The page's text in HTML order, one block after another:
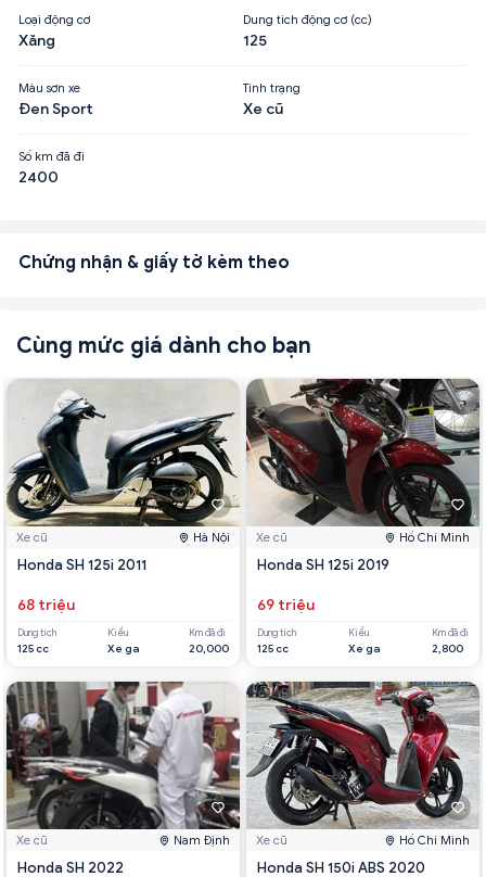
Loại động cơ
Xăng
Dung tích động cơ (cc)
125
Màu sơn xe
Đen Sport
Tình trạng
Xe cũ
Số km đã đi
2400
Chứng nhận & giấy tờ kèm theo
Cùng mức giá dành cho bạn
Xe cũ Hà Nội
Honda SH 125i 2011
68 triệu
Dung tích
125 cc
Kiểu
Xe ga
Km đã đi
20,000
Xe cũ Nam Định
Honda SH 2022
Xe cũ Hồ Chí Minh
Honda SH 125i 2019
69 triệu
Dung tích
125 cc
Kiểu
Xe ga
Km đã đi
2,800
Xe cũ Hồ Chí Minh
Honda SH 150i ABS 2020